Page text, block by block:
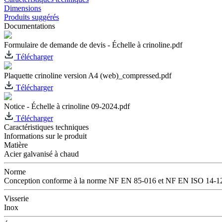
Dimensions
Produits suggérés
Documentations
Formulaire de demande de devis - Échelle à crinoline.pdf
Télécharger
Plaquette crinoline version A4 (web)_compressed.pdf
Télécharger
Notice - Échelle à crinoline 09-2024.pdf
Télécharger
Caractéristiques techniques
Informations sur le produit
Matière
Acier galvanisé à chaud
Norme
Conception conforme à la norme NF EN 85-016 et NF EN ISO 14-
Visserie
Inox